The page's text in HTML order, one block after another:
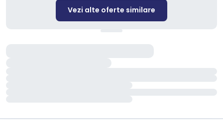
Vezi alte oferte similare